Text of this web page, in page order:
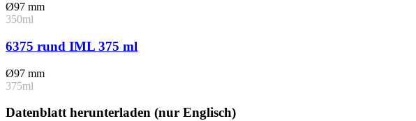
Ø97 mm
350ml
6375 rund IML 375 ml
Ø97 mm
375ml
Datenblatt herunterladen (nur Englisch)